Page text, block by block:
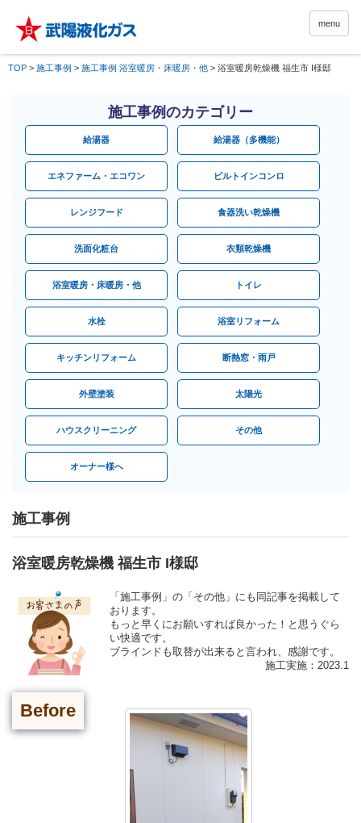
menu
TOP > 施工事例 > 施工事例 浴室暖房・床暖房・他 > 浴室暖房乾燥機 福生市 I様邸
施工事例のカテゴリー
給湯器 給湯器（多機能）
エネファーム・エコワン ビルトインコンロ
レンジフード 食器洗い乾燥機
洗面化粧台 衣類乾燥機
浴室暖房・床暖房・他 トイレ
水栓 浴室リフォーム
キッチンリフォーム 断熱窓・雨戸
外壁塗装 太陽光
ハウスクリーニング その他
オーナー様へ
施工事例
浴室暖房乾燥機 福生市 I様邸
「施工事例」の「その他」にも同記事を掲載して
おります。
もっと早くにお願いすれば良かった！と思うぐら
い快適です。
ブラインドも取替が出来ると言われ、感謝です。
施工実施：2023.1
Before